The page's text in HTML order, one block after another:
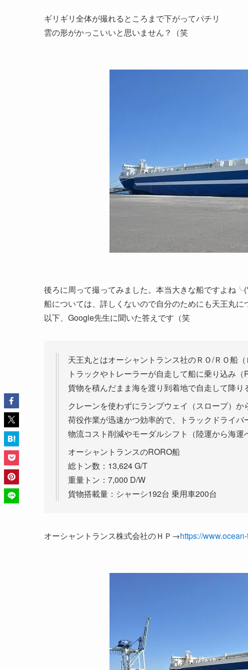
ギリギリ全体が撮れるところまで下がってパチリ
雲の形がかっこいいと思いません？（笑
後ろに周って撮ってみました。本当大きな船ですよね
船については、詳しくないので自分のためにも天王丸
以下、Google先生に聞いた答えです（笑
天王丸とはオーシャントランス社のＲＯ/ＲＯ船（
トラックやトレーラーが自走して船に乗り込み（
貨物を積んだまま海を渡り到着地で自走して降り
クレーンを使わずにランプウェイ（スロープ）
荷役作業が迅速かつ効率的で、トラックドライバ
物流コスト削減やモーダルシフト（陸運から海
オーシャントランスのRORO船
総トン数：13,624 G/T
重量トン：7,000 D/W
貨物搭載量：シャーシ192台 乗用車200台
オーシャントランス株式会社のＨＰ→https://